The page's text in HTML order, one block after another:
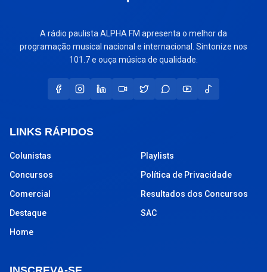
A rádio paulista ALPHA FM apresenta o melhor da
programação musical nacional e internacional. Sintonize nos
101.7 e ouça música de qualidade.
LINKS RÁPIDOS
Colunistas
Concursos
Comercial
Destaque
Home
Playlists
Política de Privacidade
Resultados dos Concursos
SAC